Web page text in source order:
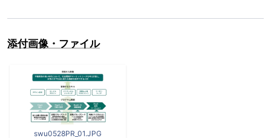
添付画像・ファイル
swu0528PR_01.JPG